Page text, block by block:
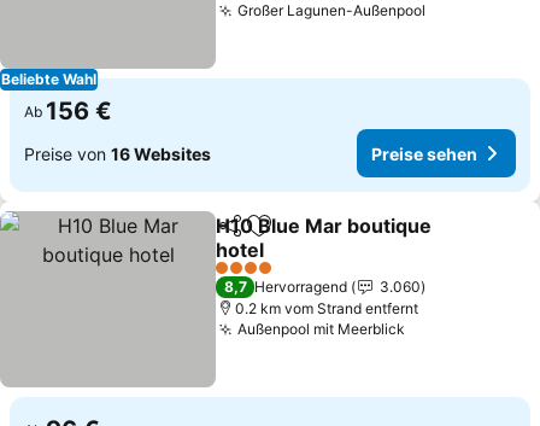
Beliebte Wahl
Großer Lagunen-Außenpool
Ab 156 €
Preise von 16 Websites Preise sehen
TeilenZu Favoriten hinzufügen
H10 Blue Mar boutique
hotel
4 Sterne
8,7 Hervorragend
3.060
0.2 km vom Strand entfernt
Außenpool mit Meerblick